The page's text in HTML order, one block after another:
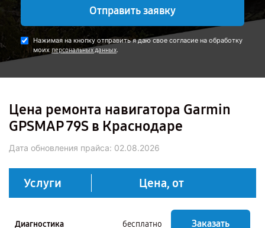
Отправить заявку
Нажимая на кнопку отправить я даю свое согласие на обработку
моих персональных данных.
Цена ремонта навигатора Garmin
GPSMAP 79S в Краснодаре
Дата обновления прайса: 02.08.2026
Услуги Цена, от
Диагностика бесплатно Заказать